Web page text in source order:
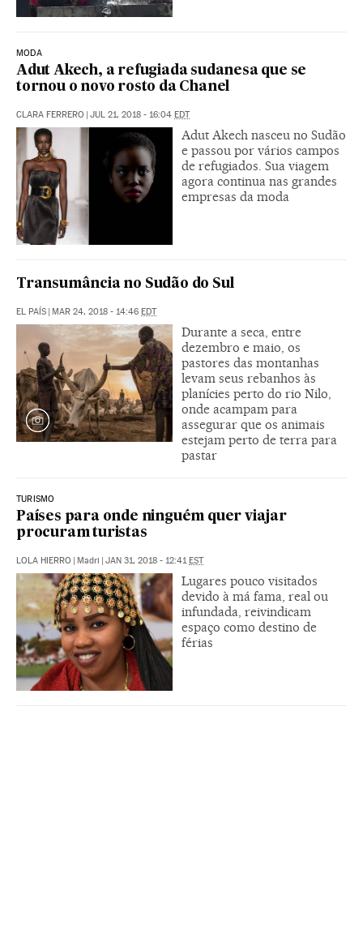
MODA
Adut Akech, a refugiada sudanesa que se
tornou o novo rosto da Chanel
CLARA FERRERO | JUL 21, 2018 - 16:04 EDT
Adut Akech nasceu no Sudão
e passou por vários campos
de refugiados. Sua viagem
agora continua nas grandes
empresas da moda
Transumância no Sudão do Sul
EL PAÍS | MAR 24, 2018 - 14:46 EDT
Durante a seca, entre
dezembro e maio, os
pastores das montanhas
levam seus rebanhos às
planícies perto do rio Nilo,
onde acampam para
assegurar que os animais
estejam perto de terra para
pastar
TURISMO
Países para onde ninguém quer viajar
procuram turistas
LOLA HIERRO | Madri | JAN 31, 2018 - 12:41EST
Lugares pouco visitados
devido à má fama, real ou
infundada, reivindicam
espaço como destino de
férias